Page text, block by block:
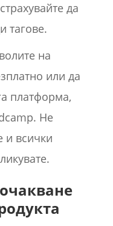
да
тагове.
на
или да
платформа,
Не
и всички